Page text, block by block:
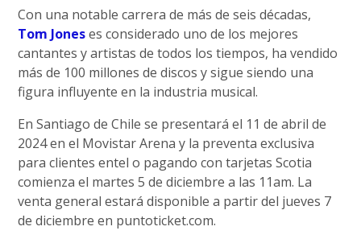
Con una notable carrera de más de seis décadas,
Tom Joneses considerado uno de los mejores
cantantes y artistas de todos los tiempos, ha vendido
más de 100 millones de discos y sigue siendo una
figura influyente en la industria musical.
En Santiago de Chile se presentará el 11 de abril de
2024 en el Movistar Arena y la preventa exclusiva
para clientes entel o pagando con tarjetas Scotia
comienza el martes 5 de diciembre a las 11am. La
venta general estará disponible a partir del jueves 7
de diciembre en puntoticket.com.